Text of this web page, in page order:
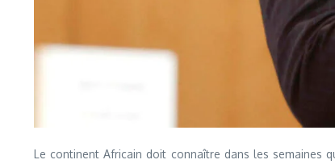
Le continent Africain doit connaître dans les semaines